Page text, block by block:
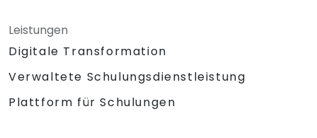
Leistungen
Digitale Transformation
Verwaltete Schulungsdienstleistung
Plattform für Schulungen